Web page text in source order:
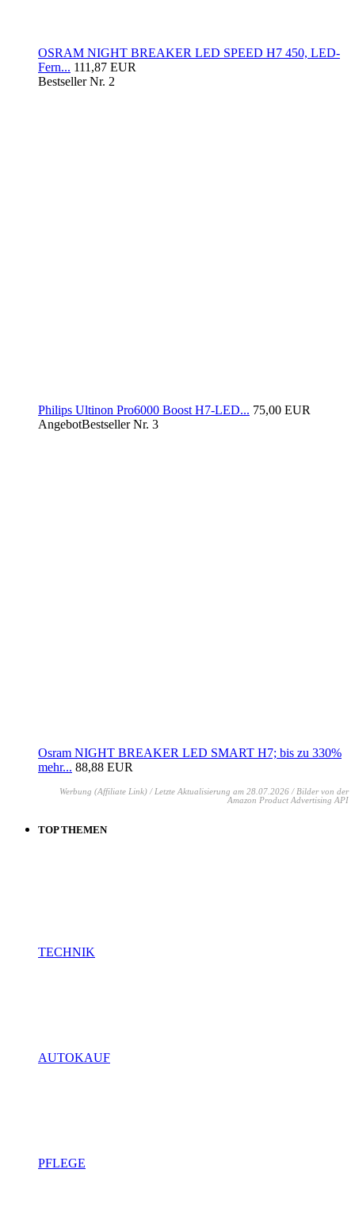
OSRAM NIGHT BREAKER LED SPEED H7 450, LED-
Fern... 111,87 EUR
Bestseller Nr. 2
Philips Ultinon Pro6000 Boost H7-LED... 75,00 EUR
AngebotBestseller Nr. 3
Osram NIGHT BREAKER LED SMART H7; bis zu 330%
mehr... 88,88 EUR
Werbung (Affiliate Link) / Letzte Aktualisierung am 28.07.2026 / Bilder von der
Amazon Product Advertising API
TOP THEMEN
TECHNIK
AUTOKAUF
PFLEGE